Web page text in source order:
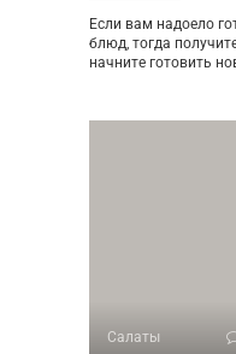
Если вам надоело
блюд, тогда
начните готовить
Салаты